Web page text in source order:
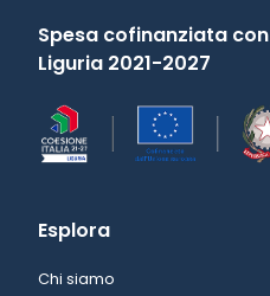
Spesa cofinanziata con
Liguria 2021-2027
Esplora
Chi siamo